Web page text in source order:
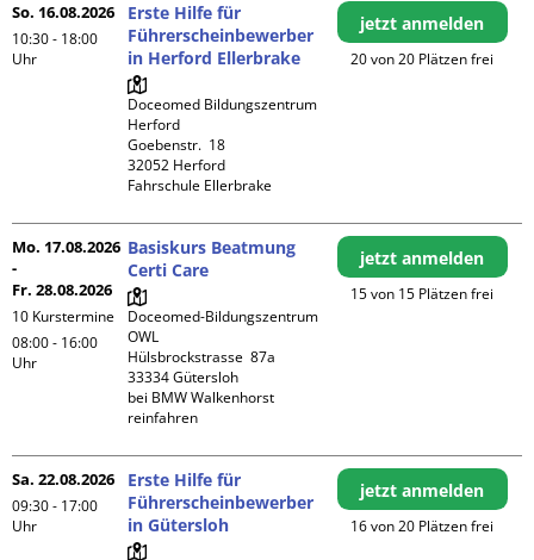
So. 16.08.2026
10:30 - 18:00
Uhr
Erste Hilfe für
Führerscheinbewerber
in Herford Ellerbrake
Doceomed Bildungszentrum
Herford
Goebenstr.  18
32052 Herford
Fahrschule Ellerbrake
jetzt anmelden
20 von 20 Plätzen frei
Mo. 17.08.2026
-
Fr. 28.08.2026
10 Kurstermine
08:00 - 16:00
Uhr
Basiskurs Beatmung
Certi Care
Doceomed-Bildungszentrum
OWL
Hülsbrockstrasse  87a
33334 Gütersloh
bei BMW Walkenhorst
reinfahren
jetzt anmelden
15 von 15 Plätzen frei
Sa. 22.08.2026
09:30 - 17:00
Uhr
Erste Hilfe für
Führerscheinbewerber
in Gütersloh
jetzt anmelden
16 von 20 Plätzen frei